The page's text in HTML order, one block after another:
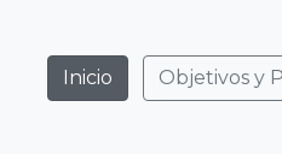
Inicio Objetivos y